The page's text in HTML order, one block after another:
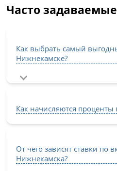
Часто
Как выбрать самый
Нижнекамске?
Как начисляются проценты
От чего зависят ставки по
Нижнекамска?